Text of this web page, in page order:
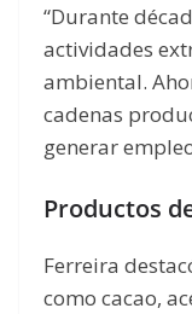
“Durante
actividades
ambiental.
cadenas
generar
Productos
Ferreira
como cacao,